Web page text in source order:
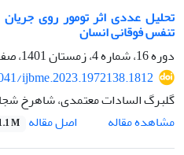
تحلیل عددی اثر تومور روی
تنفس فوقانی انسان
دوره 16، شماره 4، زمستان 1401، صفحه
ijbme.2023.1972138.1812
گلبرگ السادات معتمدی، شاهرخ
مشاهده مقاله
اصل مقاله M